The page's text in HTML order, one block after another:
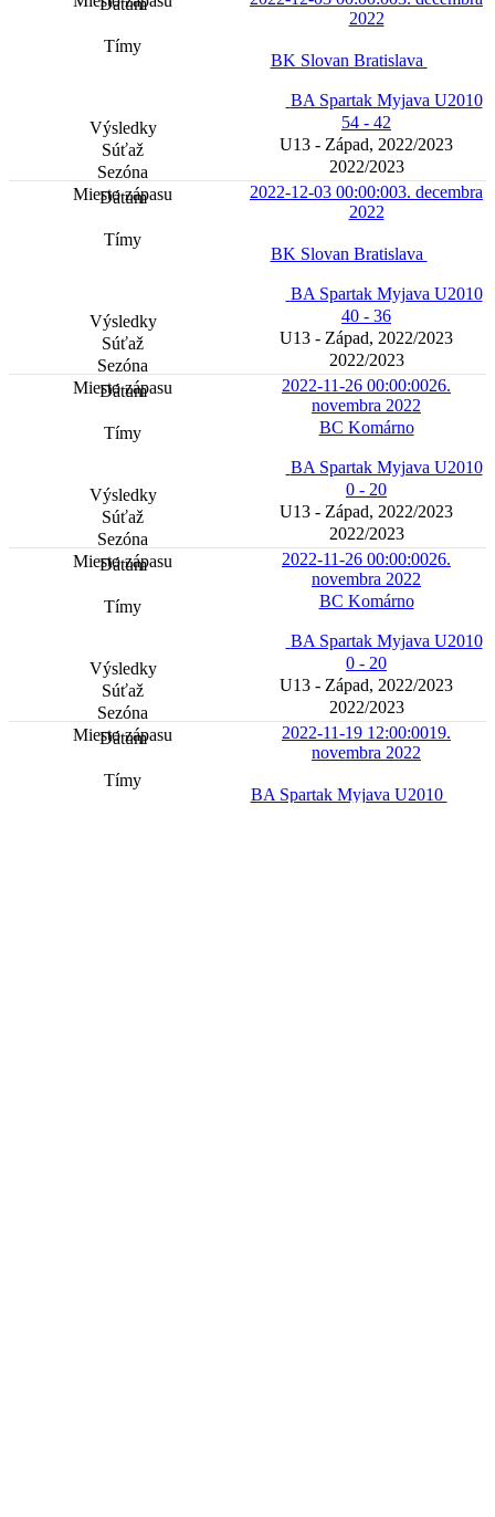
2022
BK Slovan Bratislava
BA Spartak Myjava U2010
54 - 42
U13 - Západ, 2022/2023
2022/2023
2022-12-03 00:00:003. decembra
2022
BK Slovan Bratislava
BA Spartak Myjava U2010
40 - 36
U13 - Západ, 2022/2023
2022/2023
2022-11-26 00:00:0026.
novembra 2022
BC Komárno
BA Spartak Myjava U2010
0 - 20
U13 - Západ, 2022/2023
2022/2023
2022-11-26 00:00:0026.
novembra 2022
BC Komárno
BA Spartak Myjava U2010
0 - 20
U13 - Západ, 2022/2023
2022/2023
2022-11-19 12:00:0019.
novembra 2022
BA Spartak Myjava U2010